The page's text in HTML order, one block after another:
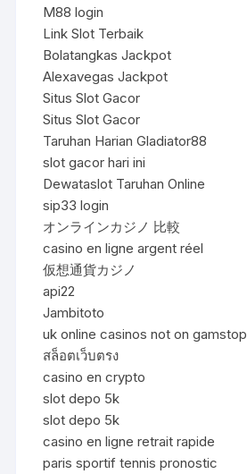
M88 login
Link Slot Terbaik
Bolatangkas Jackpot
Alexavegas Jackpot
Situs Slot Gacor
Situs Slot Gacor
Taruhan Harian Gladiator88
slot gacor hari ini
Dewataslot Taruhan Online
sip33 login
オンラインカジノ 比較
casino en ligne argent réel
仮想通貨カジノ
api22
Jambitoto
uk online casinos not on gamstop
สล็อตเว็บตรง
casino en crypto
slot depo 5k
slot depo 5k
casino en ligne retrait rapide
paris sportif tennis pronostic